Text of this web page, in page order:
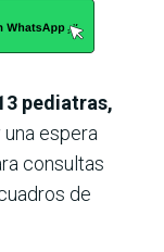
pediatras,
una espera
consultas
de